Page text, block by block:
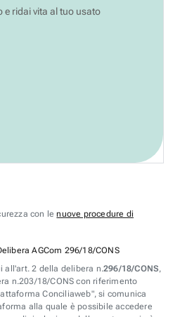
e ridai vita al tuo usato
con lenuove procedure di
AGCom 296/18/CONS
all'art. 2 della delibera n.296/18/CONS,
n.203/18/CONS con riferimento
Conciliaweb", si comunica
alla quale è possibile accedere